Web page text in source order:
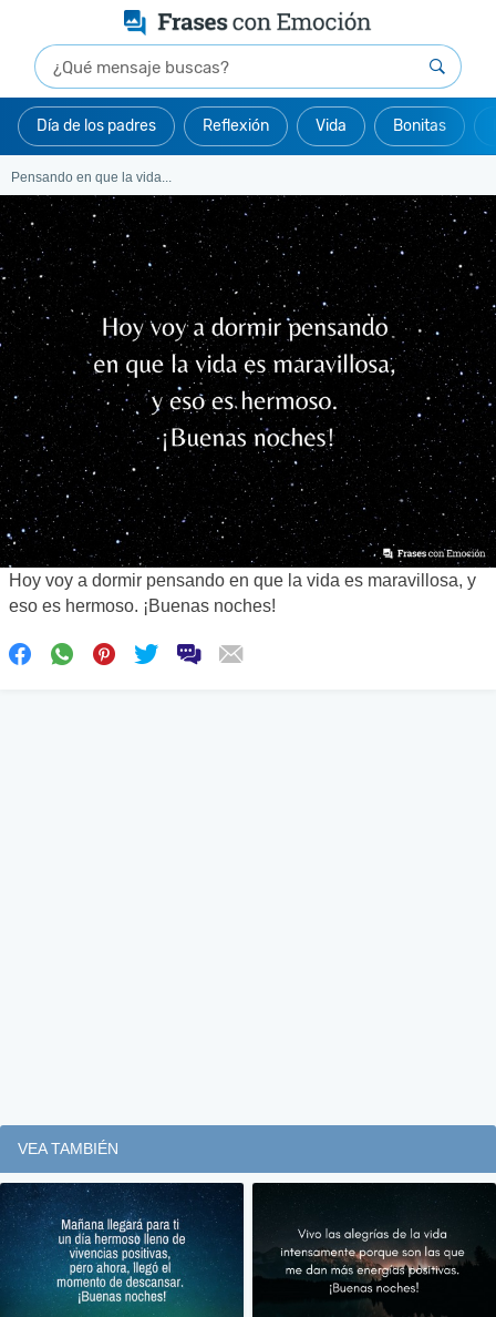
Día de los padres Reflexión Vida Bonitas
Pensando en que la vida...
Hoy voy a dormir pensando en que la vida es maravillosa, y
eso es hermoso. ¡Buenas noches!
VEA TAMBIÉN